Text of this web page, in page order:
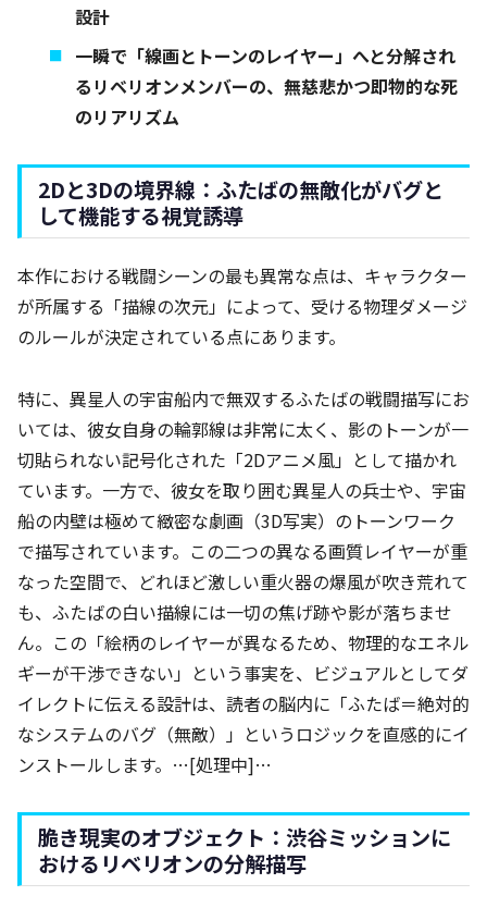
設計
一瞬で「線画とトーンのレイヤー」へと分解され
るリベリオンメンバーの、無慈悲かつ即物的な死
のリアリズム
2Dと3Dの境界線：ふたばの無敵化がバグと
して機能する視覚誘導
本作における戦闘シーンの最も異常な点は、キャラクター
が所属する「描線の次元」によって、受ける物理ダメージ
のルールが決定されている点にあります。
特に、異星人の宇宙船内で無双するふたばの戦闘描写にお
いては、彼女自身の輪郭線は非常に太く、影のトーンが一
切貼られない記号化された「2Dアニメ風」として描かれ
ています。一方で、彼女を取り囲む異星人の兵士や、宇宙
船の内壁は極めて緻密な劇画（3D写実）のトーンワーク
で描写されています。この二つの異なる画質レイヤーが重
なった空間で、どれほど激しい重火器の爆風が吹き荒れて
も、ふたばの白い描線には一切の焦げ跡や影が落ちませ
ん。この「絵柄のレイヤーが異なるため、物理的なエネル
ギーが干渉できない」という事実を、ビジュアルとしてダ
イレクトに伝える設計は、読者の脳内に「ふたば＝絶対的
なシステムのバグ（無敵）」というロジックを直感的にイ
ンストールします。…[処理中]…
脆き現実のオブジェクト：渋谷ミッションに
おけるリベリオンの分解描写